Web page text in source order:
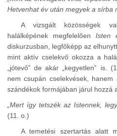
Hetvenhat év után megyek a sírba
A vizsgált közösségek
halálképének megfelelőenIsten
diskurzusban, legfőképp az
mint aktív cselekvő okozza a
„jótevő” de akár „kegyetlen” is.
nem csupán cselekvések,
szándékok formájában járul hozzá
„Mert így tetszék az Istennek,
(11. o.)
A temetési szertartás alatt